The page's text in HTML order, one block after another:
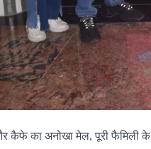
कैफे का अनोखा मेल, पूरी फैमिली के